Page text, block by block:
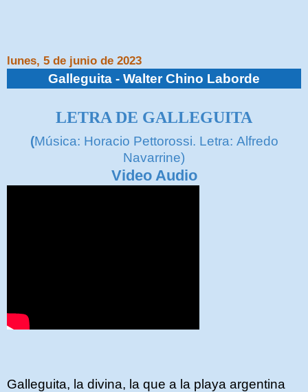
lunes, 5 de junio de 2023
Galleguita - Walter Chino Laborde
LETRA DE GALLEGUITA
(Música: Horacio Pettorossi. Letra: Alfredo
Navarrine)
Video Audio
Galleguita, la divina, la que a la playa argentina